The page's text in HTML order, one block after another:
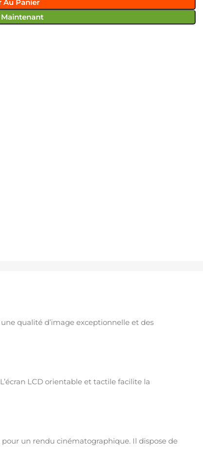
Au Panier
qualité d’image exceptionnelle et des
LCD orientable et tactile facilite la
un rendu cinématographique. Il dispose de